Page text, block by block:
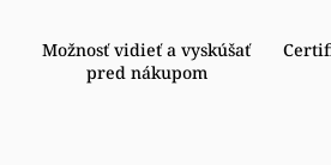
Možnosť vidieť a vyskúšať
pred nákupom